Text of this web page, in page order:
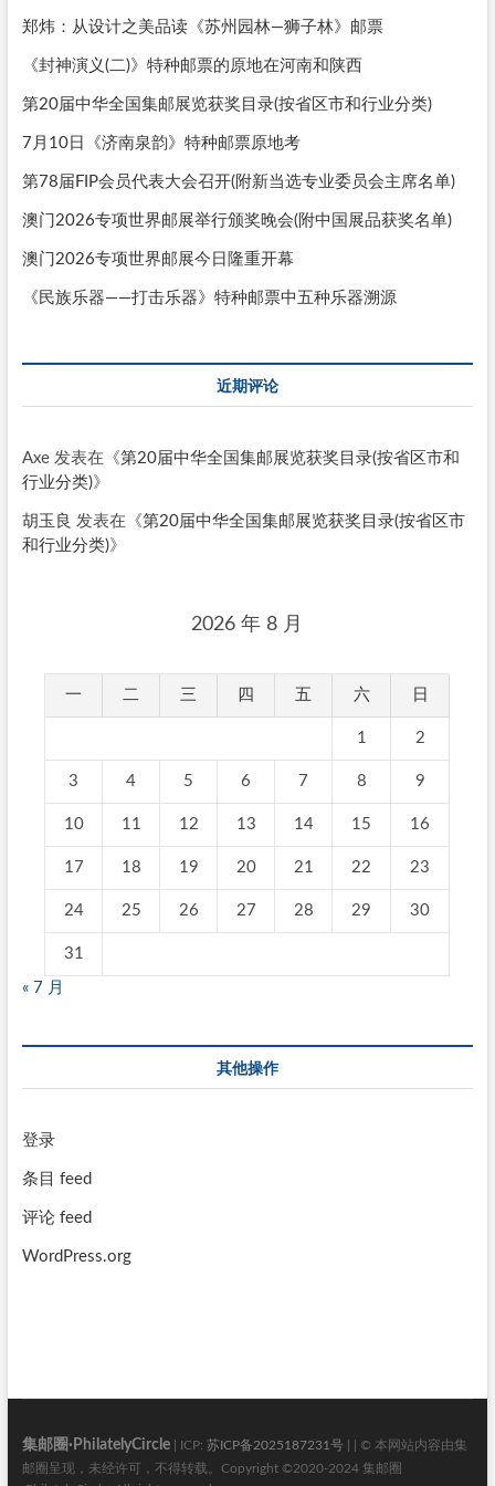
郑炜：从设计之美品读《苏州园林—狮子林》邮票
《封神演义(二)》特种邮票的原地在河南和陕西
第20届中华全国集邮展览获奖目录(按省区市和行业分类)
7月10日《济南泉韵》特种邮票原地考
第78届FIP会员代表大会召开(附新当选专业委员会主席名单)
澳门2026专项世界邮展举行颁奖晚会(附中国展品获奖名单)
澳门2026专项世界邮展今日隆重开幕
《民族乐器——打击乐器》特种邮票中五种乐器溯源
近期评论
Axe发表在《第20届中华全国集邮展览获奖目录(按省区市和
行业分类)》
胡玉良 发表在《第20届中华全国集邮展览获奖目录(按省区市
和行业分类)》
2026 年 8 月
一 二 三 四 五 六 日
1 2
3 4 5 6 7 8 9
10 11 12 13 14 15 16
17 18 19 20 21 22 23
24 25 26 27 28 29 30
31
« 7 月
其他操作
登录
条目 feed
评论 feed
WordPress.org
集邮圈·PhilatelyCircle| ICP: 苏ICP备2025187231号| | © 本网站内容由集
邮圈呈现，未经许可，不得转载。Copyright ©2020-2024 集邮圈